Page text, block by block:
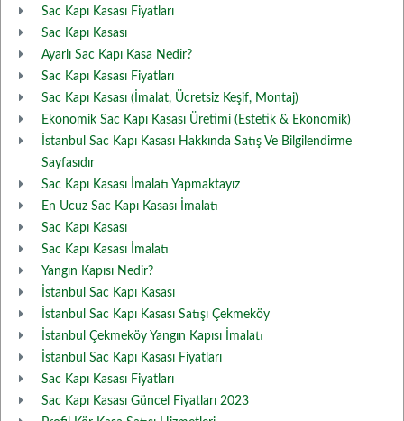
Sac Kapı Kasası Fiyatları
Sac Kapı Kasası
Ayarlı Sac Kapı Kasa Nedir?
Sac Kapı Kasası Fiyatları
Sac Kapı Kasası (İmalat, Ücretsiz Keşif, Montaj)
Ekonomik Sac Kapı Kasası Üretimi (Estetik & Ekonomik)
İstanbul Sac Kapı Kasası Hakkında Satış Ve Bilgilendirme
Sayfasıdır
Sac Kapı Kasası İmalatı Yapmaktayız
En Ucuz Sac Kapı Kasası İmalatı
Sac Kapı Kasası
Sac Kapı Kasası İmalatı
Yangın Kapısı Nedir?
İstanbul Sac Kapı Kasası
İstanbul Sac Kapı Kasası Satışı Çekmeköy
İstanbul Çekmeköy Yangın Kapısı İmalatı
İstanbul Sac Kapı Kasası Fiyatları
Sac Kapı Kasası Fiyatları
Sac Kapı Kasası Güncel Fiyatları 2023